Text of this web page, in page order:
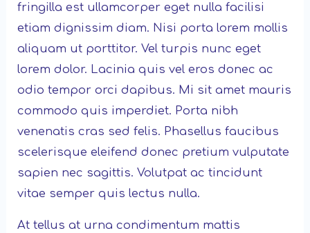
fringilla est ullamcorper eget nulla facilisi
etiam dignissim diam. Nisi porta lorem mollis
aliquam ut porttitor. Vel turpis nunc eget
lorem dolor. Lacinia quis vel eros donec ac
odio tempor orci dapibus. Mi sit amet mauris
commodo quis imperdiet. Porta nibh
venenatis cras sed felis. Phasellus faucibus
scelerisque eleifend donec pretium vulputate
sapien nec sagittis. Volutpat ac tincidunt
vitae semper quis lectus nulla.
At tellus at urna condimentum mattis